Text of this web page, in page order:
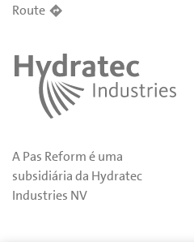
Route
A Pas Reform é uma
subsidiária da Hydratec
Industries NV